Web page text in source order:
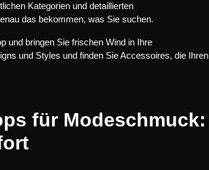
Kategorien und detaillierten
das bekommen, was Sie suchen.
und bringen Sie frischen Wind in Ihre
und Styles und finden Sie Accessoires, die Ihren
für Modeschmuck: